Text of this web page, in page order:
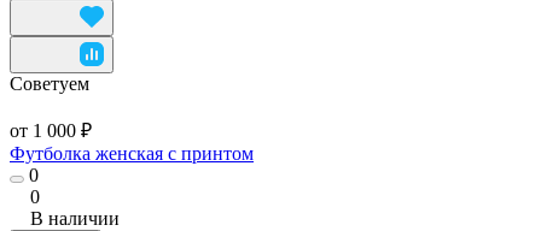
Советуем
от 1 000 ₽
Футболка женская с принтом
0
0
В наличии